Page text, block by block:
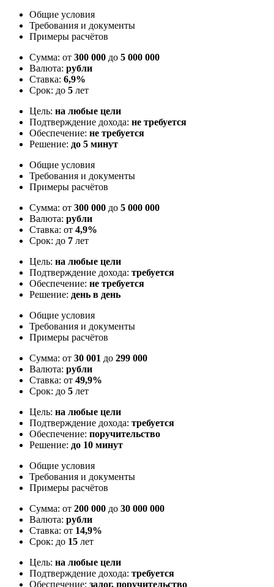
Общие условия
Требования и документы
Примеры расчётов
Сумма: от 300 000 до 5 000 000
Валюта: рубли
Ставка: 6,9%
Срок: до 5 лет
Цель: на любые цели
Подтверждение дохода: не требуется
Обеспечение: не требуется
Решение: до 5 минут
Общие условия
Требования и документы
Примеры расчётов
Сумма: от 300 000 до 5 000 000
Валюта: рубли
Ставка: от 4,9%
Срок: до 7 лет
Цель: на любые цели
Подтверждение дохода: требуется
Обеспечение: не требуется
Решение: день в день
Общие условия
Требования и документы
Примеры расчётов
Сумма: от 30 001 до 299 000
Валюта: рубли
Ставка: от 49,9%
Срок: до 5 лет
Цель: на любые цели
Подтверждение дохода: требуется
Обеспечение: поручительство
Решение: до 10 минут
Общие условия
Требования и документы
Примеры расчётов
Сумма: от 200 000 до 30 000 000
Валюта: рубли
Ставка: от 14,9%
Срок: до 15 лет
Цель: на любые цели
Подтверждение дохода: требуется
Обеспечение: залог, поручительство